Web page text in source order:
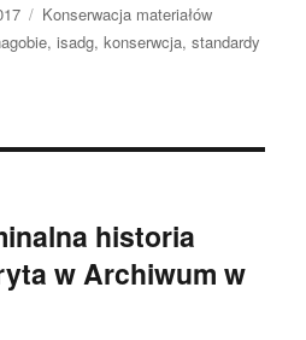
Kategorie
Konserwacja materiałów
,isadg,konserwcja,standardy
historia
w Archiwum w